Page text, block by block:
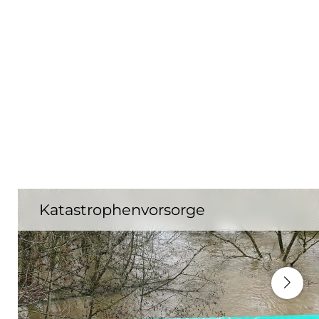
Katastrophenvorsorge